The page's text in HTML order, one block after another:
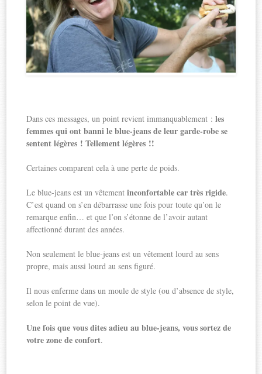
Dans ces messages, un point revient immanquablement :les
femmes qui ont banni le blue-jeans de leur garde-robe se
sentent légères ! Tellement légères !!
Certaines comparent cela à une perte de poids.
Le blue-jeans est un vêtementinconfortable car très rigide.
C’est quand on s’en débarrasse une fois pour toute qu’on le
remarque enfin… et que l’on s’étonne de l’avoir autant
affectionné durant des années.
Non seulement le blue-jeans est un vêtement lourd au sens
propre, mais aussi lourd au sens figuré.
Il nous enferme dans un moule de style (ou d’absence de style,
selon le point de vue).
Une fois que vous dites adieu au blue-jeans, vous sortez de
votre zone de confort.